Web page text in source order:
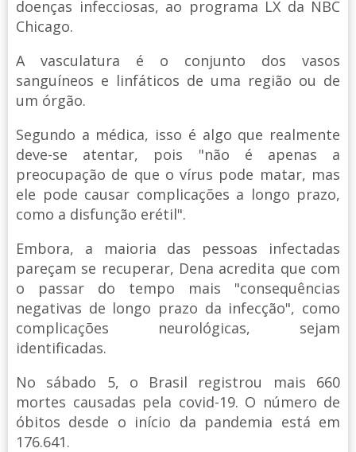
doenças infecciosas, ao programa LX da NBC
Chicago.
A vasculatura é o conjunto dos vasos
sanguíneos e linfáticos de uma região ou de
um órgão.
Segundo a médica, isso é algo que realmente
deve-se atentar, pois "não é apenas a
preocupação de que o vírus pode matar, mas
ele pode causar complicações a longo prazo,
como a disfunção erétil".
Embora, a maioria das pessoas infectadas
pareçam se recuperar, Dena acredita que com
o passar do tempo mais "consequências
negativas de longo prazo da infecção", como
complicações neurológicas, sejam
identificadas.
No sábado 5, o Brasil registrou mais 660
mortes causadas pela covid-19. O número de
óbitos desde o início da pandemia está em
176.641.